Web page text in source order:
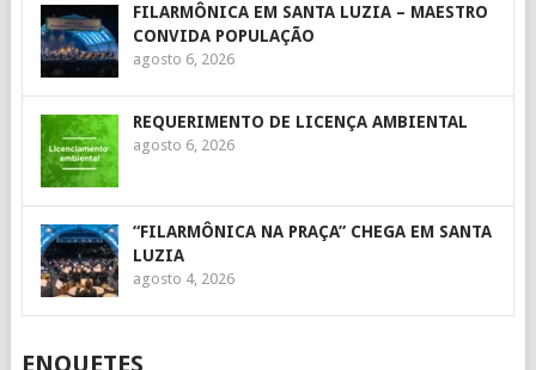
FILARMÔNICA EM SANTA LUZIA – MAESTRO
CONVIDA POPULAÇÃO
agosto 6, 2026
REQUERIMENTO DE LICENÇA AMBIENTAL
agosto 6, 2026
“FILARMÔNICA NA PRAÇA” CHEGA EM SANTA
LUZIA
agosto 4, 2026